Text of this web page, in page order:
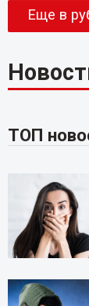
Еще в
ТОП